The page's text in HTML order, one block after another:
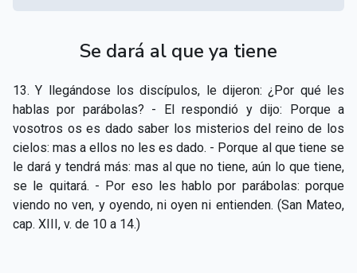
los escogidos
CAPÍTULO XIX - La fe transporta las montañas ▸
CAPÍTULO XX - Los obreros de la última hora
CAPÍTULO XXI - Habrá falsos Cristos y falsos
profetas
CAPÍTULO XXII - No separéis lo que Dios ha unido ▸
CAPÍTULO XXIII - Moral extraña
Se dará al que ya tiene
13. Y llegándose los discípulos, le dijeron: ¿Por qué les
hablas por parábolas? - El respondió y dijo: Porque a
vosotros os es dado saber los misterios del reino de los
cielos: mas a ellos no les es dado. - Porque al que tiene se
le dará y tendrá más: mas al que no tiene, aún lo que tiene,
se le quitará. - Por eso les hablo por parábolas: porque
viendo no ven, y oyendo, ni oyen ni entienden. (San Mateo,
cap. XIII, v. de 10 a 14.)